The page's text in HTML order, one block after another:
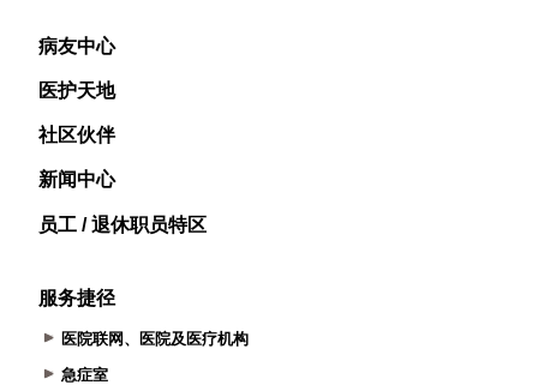
病友中心
医护天地
社区伙伴
新闻中心
员工 / 退休职员特区
服务捷径
医院联网、医院及医疗机构
急症室